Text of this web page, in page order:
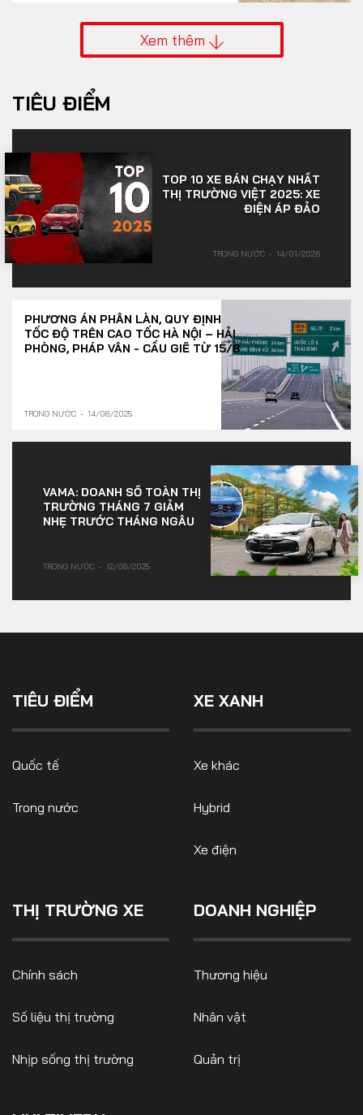
Xem thêm
TIÊU ĐIỂM
TOP 10 XE BÁN CHẠY NHẤT
THỊ TRƯỜNG VIỆT 2025: XE
ĐIỆN ÁP ĐẢO
TRONG NƯỚC 14/01/2026
PHƯƠNG ÁN PHÂN LÀN, QUY ĐỊNH
TỐC ĐỘ TRÊN CAO TỐC HÀ NỘI – HẢI
PHÒNG, PHÁP VÂN - CẦU GIẼ TỪ 15/8
TRONG NƯỚC 14/08/2025
VAMA: DOANH SỐ TOÀN THỊ
TRƯỜNG THÁNG 7 GIẢM
NHẸ TRƯỚC THÁNG NGÂU
TRONG NƯỚC 12/08/2025
TIÊU ĐIỂM
Quốc tế
Trong nước
XE XANH
Xe khác
Hybrid
Xe điện
THỊ TRƯỜNG XE
Chính sách
Số liệu thị trường
Nhịp sống thị trường
DOANH NGHIỆP
Thương hiệu
Nhân vật
Quản trị